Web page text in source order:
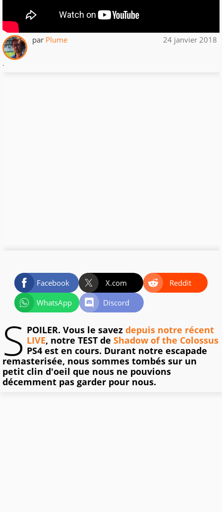
par Plume 24 janvier 2018
.
Facebook X.com
Reddit
WhatsApp
Discord
S POILER. Vous le savez depuis notre récent
LIVE, notre TEST de Shadow of the Colossus
PS4 est en cours. Durant notre escapade
remasterisée, nous sommes tombés sur un
petit clin d'oeil que nous ne pouvions
décemment pas garder pour nous.